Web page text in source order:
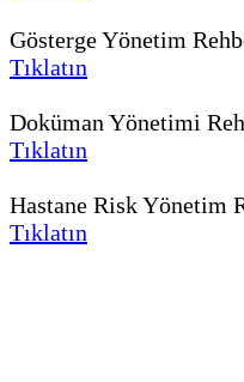
Gösterge Yönetim
Tıklatın
Doküman Yönetimi
Tıklatın
Hastane Risk Yönetim
Tıklatın